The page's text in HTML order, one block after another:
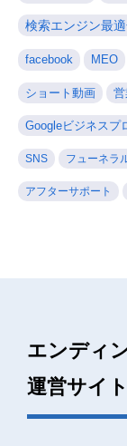
検索エンジン最
facebook MEO
ショート動画
Googleビジネスプ
SNS フューネラ
アフターサポート
エンディ
運営サイト